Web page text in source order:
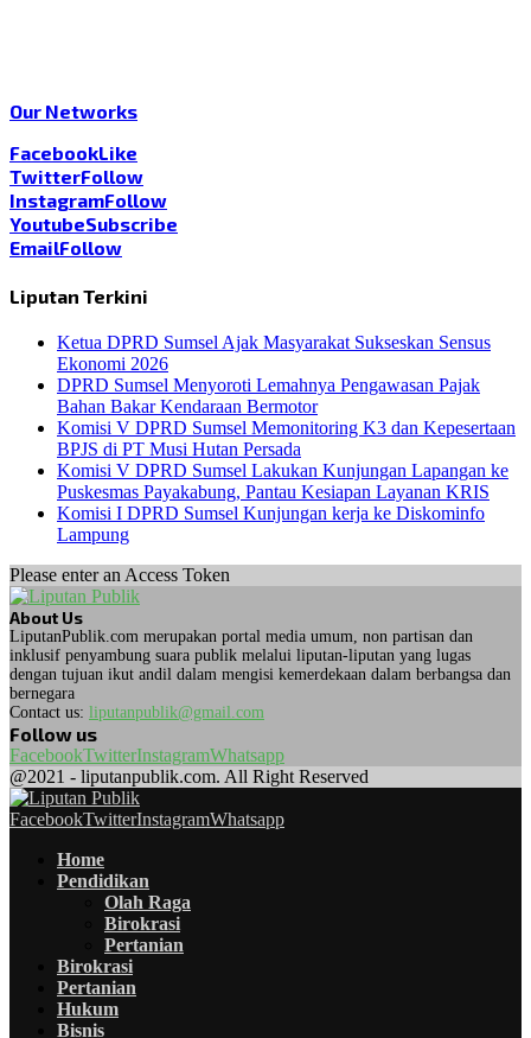
Our Networks
FacebookLike
TwitterFollow
InstagramFollow
YoutubeSubscribe
EmailFollow
Liputan Terkini
Ketua DPRD Sumsel Ajak Masyarakat Sukseskan Sensus
Ekonomi 2026
DPRD Sumsel Menyoroti Lemahnya Pengawasan Pajak
Bahan Bakar Kendaraan Bermotor
Komisi V DPRD Sumsel Memonitoring K3 dan Kepesertaan
BPJS di PT Musi Hutan Persada
Komisi V DPRD Sumsel Lakukan Kunjungan Lapangan ke
Puskesmas Payakabung, Pantau Kesiapan Layanan KRIS
Komisi I DPRD Sumsel Kunjungan kerja ke Diskominfo
Lampung
Please enter an Access Token
About Us
LiputanPublik.com merupakan portal media umum, non partisan dan
inklusif penyambung suara publik melalui liputan-liputan yang lugas
dengan tujuan ikut andil dalam mengisi kemerdekaan dalam berbangsa dan
bernegara
Contact us: liputanpublik@gmail.com
Follow us
FacebookTwitterInstagramWhatsapp
@2021 - liputanpublik.com. All Right Reserved
FacebookTwitterInstagramWhatsapp
Home
Pendidikan
Olah Raga
Birokrasi
Pertanian
Birokrasi
Pertanian
Hukum
Bisnis